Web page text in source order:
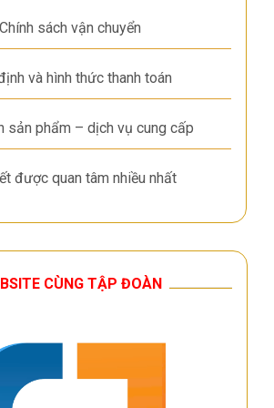
Chính sách vận chuyển
và hình thức thanh toán
sản phẩm – dịch vụ cung cấp
được quan tâm nhiều nhất
CÙNG TẬP ĐOÀN